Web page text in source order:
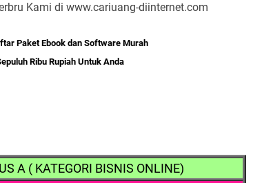
Kami di www.cariuang-diinternet.com
Paket Ebook dan Software Murah
Ribu Rupiah Untuk Anda
A ( KATEGORI BISNIS ONLINE)